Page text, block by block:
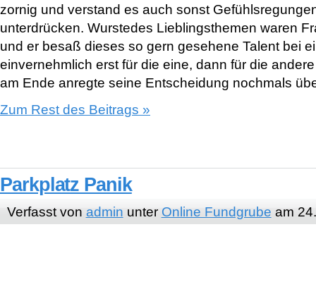
zornig und verstand es auch sonst
unterdrücken. Wurstedes Lieblingsthemen waren
und er besaß dieses so gern gesehene Talent bei
einvernehmlich erst für die eine, dann für die
am Ende anregte seine Entscheidung nochmals
Zum Rest des Beitrags »
Parkplatz Panik
Verfasst von admin unter Online Fundgrube am